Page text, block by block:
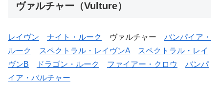
ヴァルチャー（Vulture）
レイヴン ナイト・ルーク ヴァルチャー バンパイア・
ルーク
スペクトラル・レイヴンA
スペクトラル・レイ
ヴンB
ドラゴン・ルーク ファイアー・クロウ
バンパ
イア・バルチャー